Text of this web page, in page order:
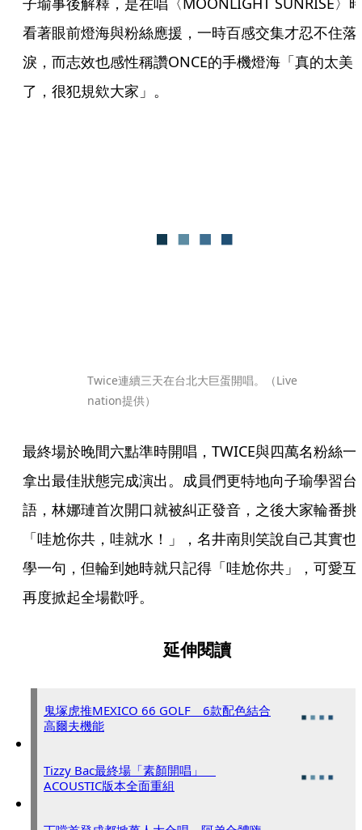
看著眼前燈海與粉絲應援，一時百感交集才忍不住落
淚，而志效也感性稱讚ONCE的手機燈海「真的太美
了，很犯規欸大家」。
Twice連續三天在台北大巨蛋開唱。（Live
nation提供）
最終場於晚間六點準時開唱，TWICE與四萬名粉絲一
拿出最佳狀態完成演出。成員們更特地向子瑜學習台
語，林娜璉首次開口就被糾正發音，之後大家輪番挑
「哇尬你共，哇就水！」，名井南則笑說自己其實也
學一句，但輪到她時就只記得「哇尬你共」，可愛互
再度掀起全場歡呼。
延伸閱讀
鬼塚虎推MEXICO 66 GOLF 6款配色結合
高爾夫機能
Tizzy Bac最終場「素顏開唱」
ACOUSTIC版本全面重組